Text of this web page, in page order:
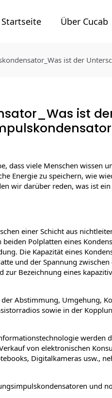
Startseite Über Cucab
ist der
ist
dass viele Menschen wissen
Energie zu speichern, wie
wir darüber reden, was ist
einer Schicht aus
Polplatten eines
Die Kapazität eines
und der Spannung
zur Bezeichnung eines
Abstimmung, Umgehung,
sowie in der
werden
von elektronischen
Digitalkameras usw.,
und